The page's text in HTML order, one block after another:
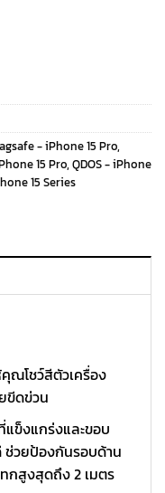
- iPhone 15 Pro,
15 Pro, QDOS - iPhone
15 Series
ณโชว์สีตัวเครื่อง
ขีดข่วน
ข็งแกร่งและขอบ
ช่วยป้องกันรอบด้าน
กสูงสุดถึง 2 เมตร